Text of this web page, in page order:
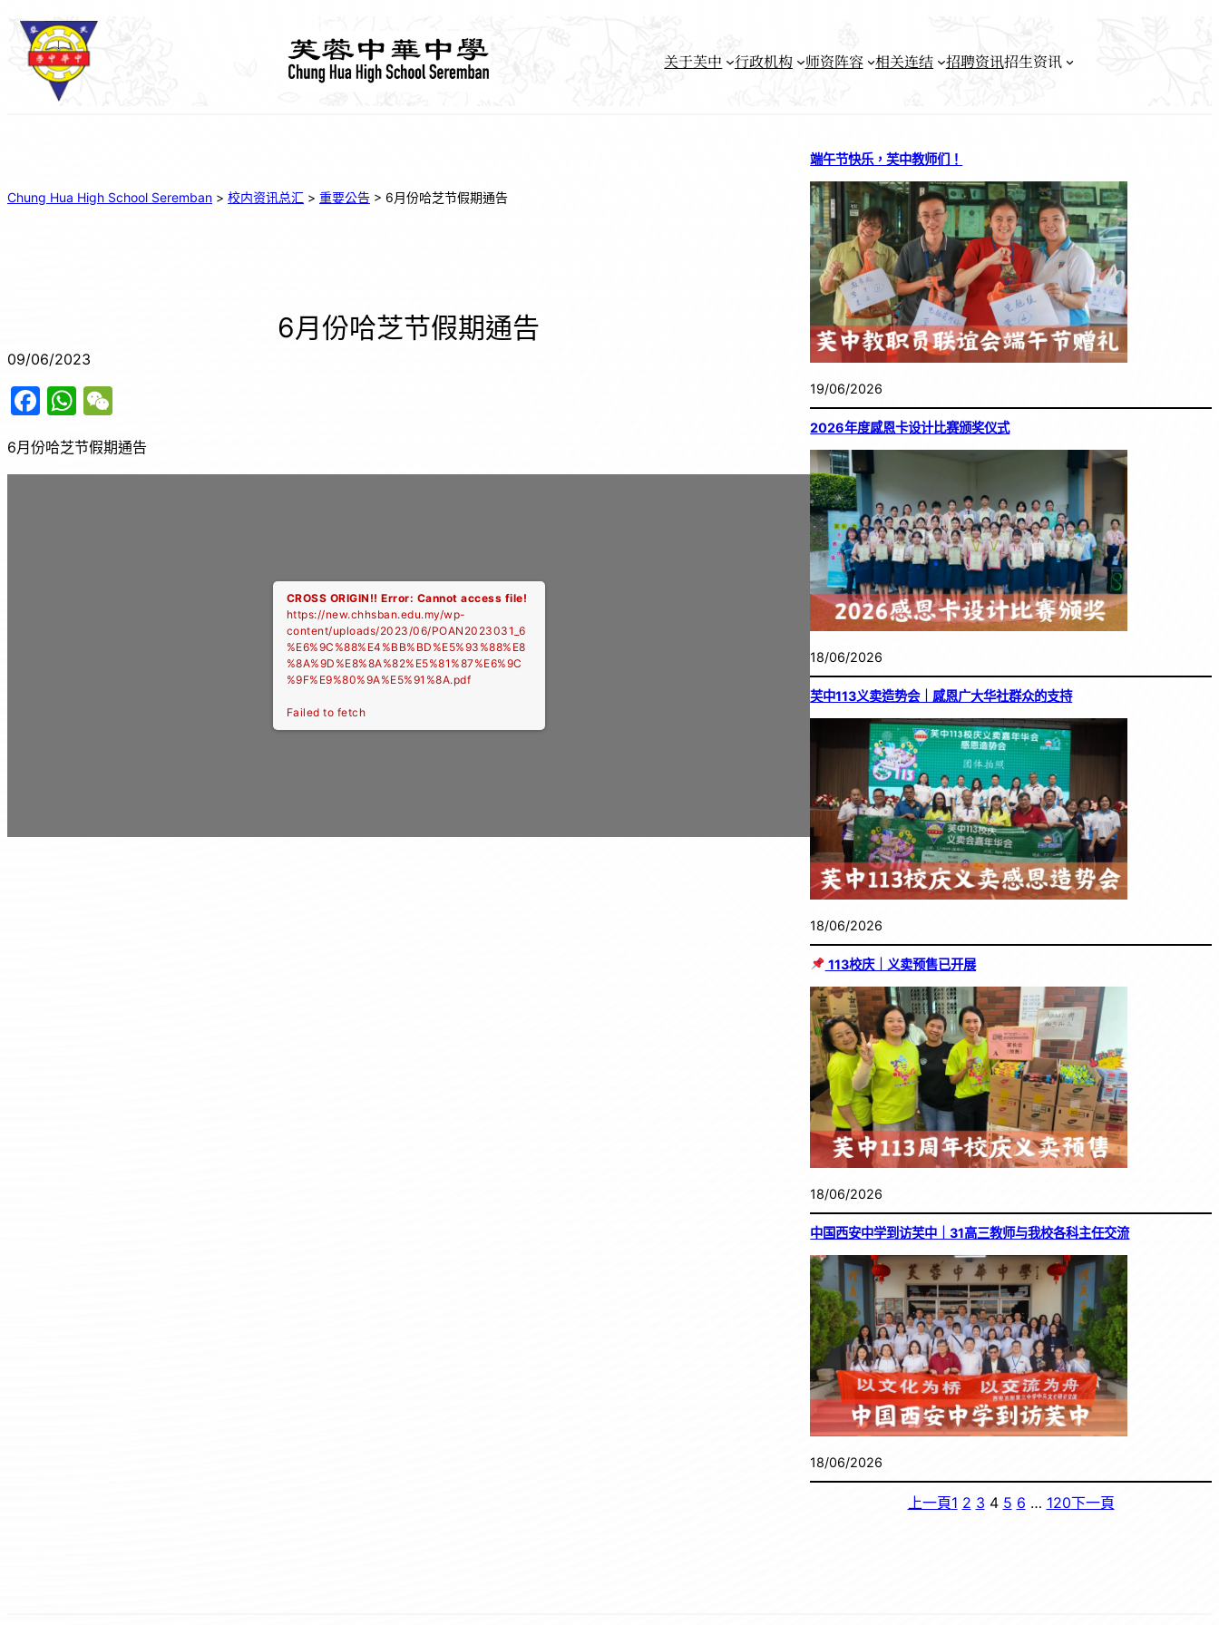
关于芙中 行政机构 师资阵容 相关连结 招聘资讯招生资讯
Chung Hua High School Seremban > 校内资讯总汇 > 重要公告 > 6月份哈芝节假期通告
6月份哈芝节假期通告
09/06/2023
F
c
W
at C
6月份哈芝节假期通告
CROSS ORIGIN!!Error: Cannot access file!
https://new.chhsban.edu.my/wp-
content/uploads/2023/06/POAN2023031_6
%E6%9C%88%E4%BB%BD%E5%93%88%E8
%8A%9D%E8%8A%82%E5%81%87%E6%9C
%9F%E9%80%9A%E5%91%8A.pdf
Failed to fetch
端午节快乐，芙中教师们！
19/06/2026
2026年度感恩卡设计比赛颁奖仪式
18/06/2026
芙中113义卖造势会｜感恩广大华社群众的支持
18/06/2026
113校庆｜义卖预售已开展
18/06/2026
中国西安中学到访芙中｜31高三教师与我校各科主任交流
18/06/2026
上一頁1 2 3 4 5 6 … 120下一頁